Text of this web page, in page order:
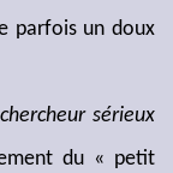
parfois un doux
sérieux
du « petit